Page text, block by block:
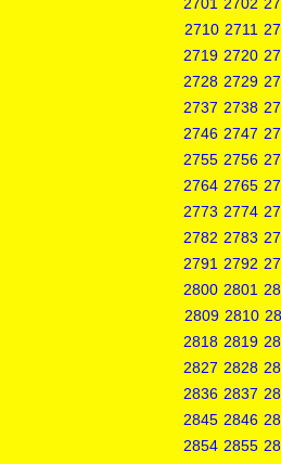
2710 2711
2719 2720
2728 2729
2737 2738
2746 2747
2755 2756
2764 2765
2773 2774
2782 2783
2791 2792
2800 2801
2809 2810
2818 2819
2827 2828
2836 2837
2845 2846
2854 2855